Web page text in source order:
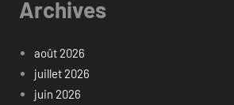
Archives
août 2026
juillet 2026
juin 2026